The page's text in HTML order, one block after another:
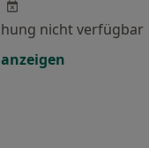
nicht verfügbar